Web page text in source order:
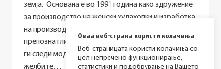
земја. Основана е во 1991 година како здружение
за производство на женски хулахопки и изработка
на производи под приватни брендови и е
препознатлива како компанија што континуирано
ги следи модните трендови, како и потребите и
желбите…
Оваа веб-страна користи колачиња
Веб-страницата користи колачиња со
цел непречено функционирање,
статистики и подобрување на Вашето